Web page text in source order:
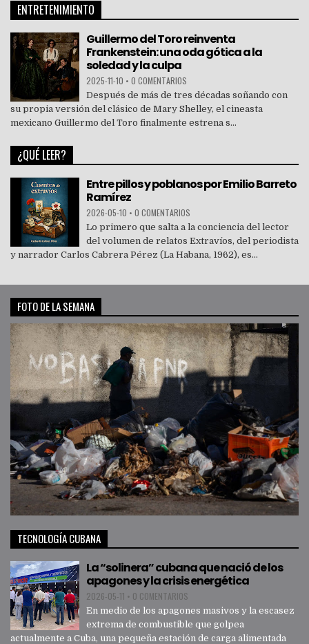
ENTRETENIMIENTO
Guillermo del Toro reinventa
Frankenstein: una oda gótica a la
soledad y la culpa
2025-11-10 • 0 COMENTARIOS
Después de más de tres décadas soñando con
su propia versión del clásico de Mary Shelley, el cineasta
mexicano Guillermo del Toro finalmente estrena s...
¿QUÉ LEER?
Entre pillos y poblanos por Emilio Barreto
Ramírez
2026-05-10 • 0 COMENTARIOS
Lo primero que salta a la conciencia del lector
del volumen de relatos Extravíos, del periodista
y narrador Carlos Cabrera Pérez (La Habana, 1962), es...
FOTO DE LA SEMANA
TECNOLOGÍA CUBANA
La “solinera” cubana que nació de los
apagones y la crisis energética
2026-05-11 • 0 COMENTARIOS
En medio de los apagones masivos y la escasez
extrema de combustible que golpea
actualmente a Cuba, una pequeña estación de carga alimentada